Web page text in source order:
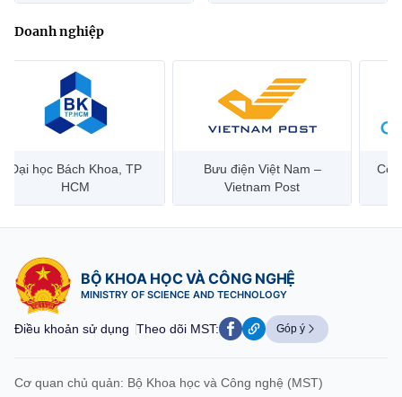
Doanh nghiệp
Đại học Bách Khoa, TP
HCM
Bưu điện Việt Nam –
Vietnam Post
BỘ KHOA HỌC VÀ CÔNG NGHỆ
MINISTRY OF SCIENCE AND TECHNOLOGY
Điều khoản sử dụng Theo dõi MST: Góp ý
Cơ quan chủ quản: Bộ Khoa học và Công nghệ (MST)